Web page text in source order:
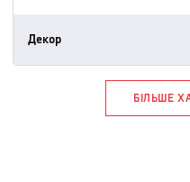
Декор
БІЛЬШЕ